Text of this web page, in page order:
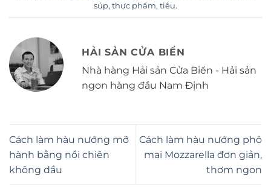
súp, thực phẩm, tiêu.
HẢI SẢN CỬA BIỂN
Nhà hàng Hải sản Cửa Biển - Hải sản
ngon hàng đầu Nam Định
Cách làm hàu nướng mỡ
hành bằng nồi chiên
không dầu
Cách làm hàu nướng phô
mai Mozzarella đơn giản,
thơm ngon